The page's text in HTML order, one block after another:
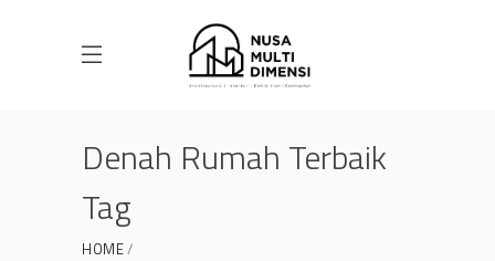
Denah Rumah Terbaik
Tag
HOME